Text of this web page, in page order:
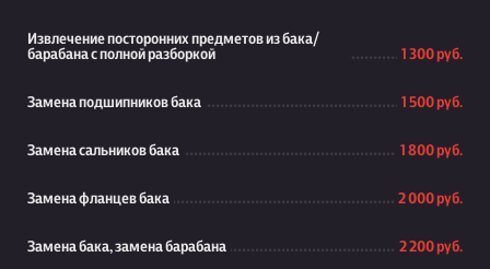
Извлечение посторонних предметов из бака/
барабана с полной разборкой
1 300 руб.
Замена подшипников бака 1 500 руб.
Замена сальников бака 1 800 руб.
Замена фланцев бака 2 000 руб.
Замена бака, замена барабана 2 200 руб.